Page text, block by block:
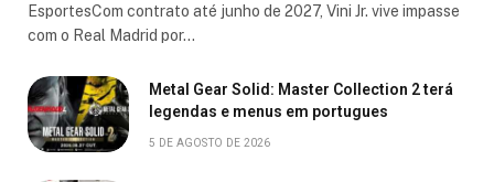
EsportesCom contrato até junho de 2027, Vini Jr. vive impasse
com o Real Madrid por…
Metal Gear Solid: Master Collection 2 terá
legendas e menus em portugues
5 DE AGOSTO DE 2026